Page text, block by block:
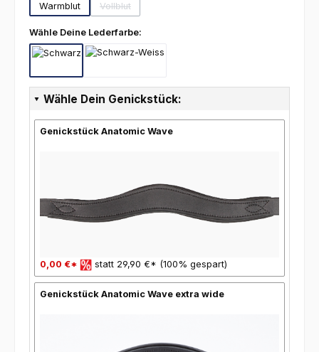
Warmblut
Vollblut
(Diese Option ist zurzeit nicht verfügbar.)
Wähle Deine Lederfarbe:
Wähle Dein Genickstück:
Genickstück Anatomic Wave
0,00 €* statt 29,90 €* (100% gespart)
Genickstück Anatomic Wave extra wide